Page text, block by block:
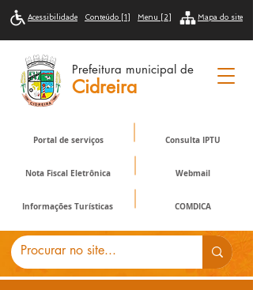
Portal de serviços Consulta IPTU
Nota Fiscal Eletrônica
Informações Turísticas COMDICA
Webmail
Acessibilidade Conteúdo [1] Menu [2] Mapa do site
Prefeitura municipal de
Cidreira